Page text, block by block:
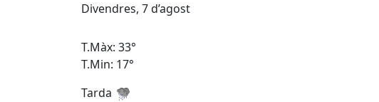
Divendres, 7 d’agost
T.Màx: 33°
T.Min: 17°
Tarda